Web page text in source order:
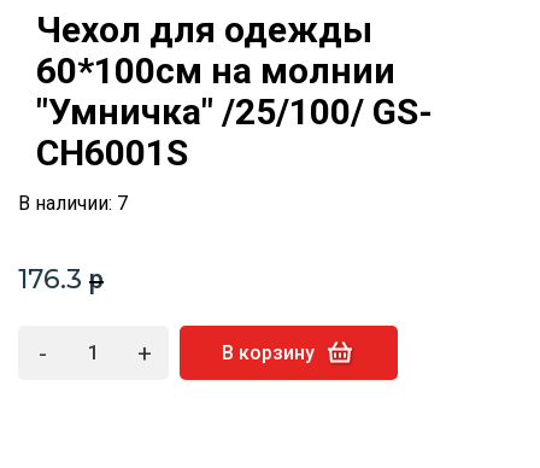
Чехол для одежды
60*100см на молнии
"Умничка" /25/100/ GS-
CH6001S
В наличии: 7
176.3 p
- + В корзину